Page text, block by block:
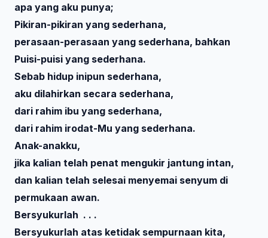
apa yang aku punya;
Pikiran-pikiran yang sederhana,
perasaan-perasaan yang sederhana, bahkan
Puisi-puisi yang sederhana.
Sebab hidup inipun sederhana,
aku dilahirkan secara sederhana,
dari rahim ibu yang sederhana,
dari rahim irodat-Mu yang sederhana.
Anak-anakku,
jika kalian telah penat mengukir jantung intan,
dan kalian telah selesai menyemai senyum di
permukaan awan.
Bersyukurlah . . .
Bersyukurlah atas ketidak sempurnaan kita,